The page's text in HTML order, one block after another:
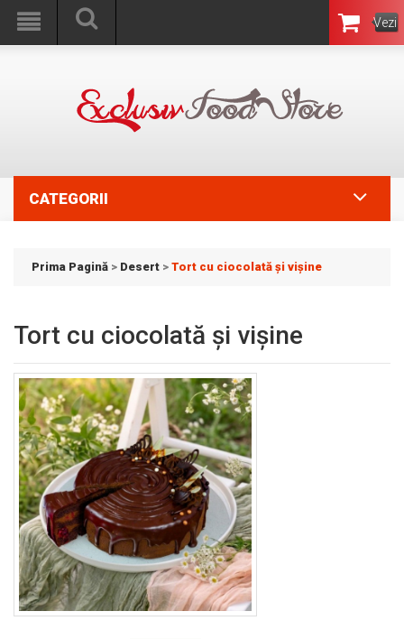
Vezi
Coşul
CATEGORII
Prima Pagină > Desert > Tort cu ciocolată şi vişine
Tort cu ciocolată şi vişine